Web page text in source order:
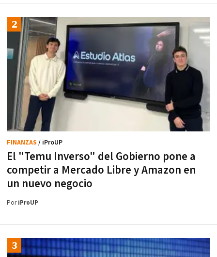
El "Temu Inverso" del Gobierno pone a
competir a Mercado Libre y Amazon en
un nuevo negocio
FINANZAS / iProUP
PoriProUP